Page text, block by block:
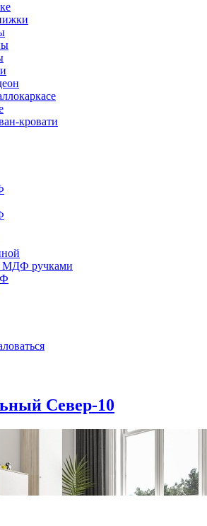
кровати
МДФ ручками
Север-10